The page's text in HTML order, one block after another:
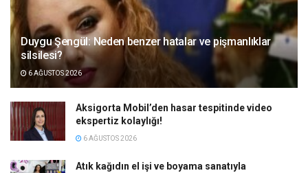
Duygu Şengül: Neden benzer hatalar ve pişmanlıklar
silsilesi?
6 AĞUSTOS 2026
Aksigorta Mobil’den hasar tespitinde video
ekspertiz kolaylığı!
6 AĞUSTOS 2026
Atık kağıdın el işi ve boyama sanatıyla